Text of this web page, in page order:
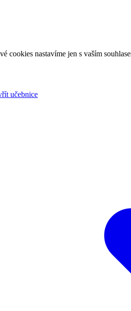
cookies nastavíme jen s vaším
učebnice